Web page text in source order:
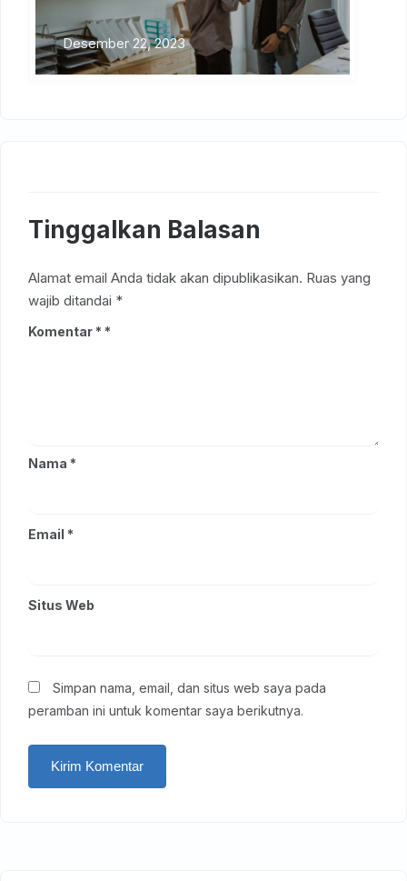
Desember 22, 2023
Tinggalkan Balasan
Alamat email Anda tidak akan dipublikasikan. Ruas yang
wajib ditandai *
Komentar *
Nama *
Email *
Situs Web
Simpan nama, email, dan situs web saya pada
peramban ini untuk komentar saya berikutnya.